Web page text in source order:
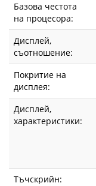
Базова честота
на процесора:
Дисплей,
съотношение:
Покритие на
дисплея:
Дисплей,
характеристики:
Тъчскрийн: